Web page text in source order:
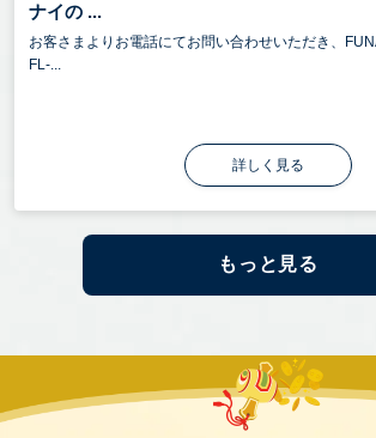
ナイの ...
お客さまよりお電話にてお問い合わせいただき、
FL-...
詳しく見る
もっと見る